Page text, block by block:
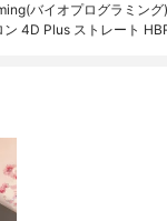
バイオプログラミング)
ン 4D Plus ストレート